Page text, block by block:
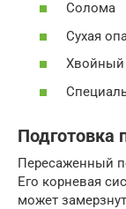
Солома
Сухая
Хвойный
Подготовка
Пересаженный
Его корневая
может